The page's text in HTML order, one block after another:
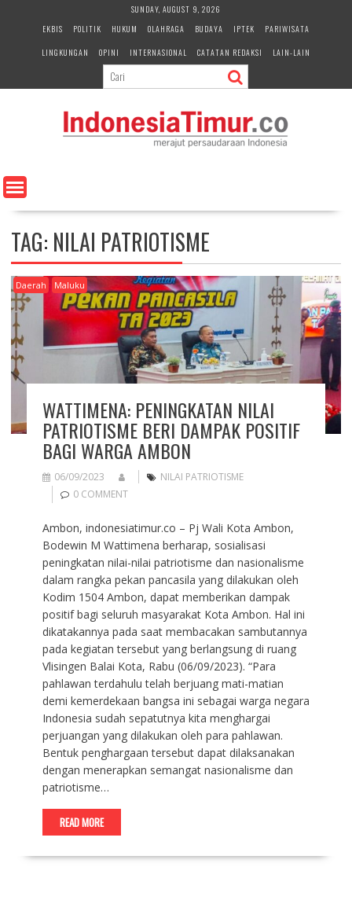
e
n
SUNDAY, AUGUST 9, 2026
EKBIS
POLITIK HUKUM OLAHRAGA BUDAYA IPTEK
PARIWISATA
LINGKUNGAN
OPINI INTERNASIONAL CATATAN REDAKSI LAIN-LAIN
TAG: NILAI PATRIOTISME
Daerah Maluku
WATTIMENA: PENINGKATAN NILAI
PATRIOTISME BERI DAMPAK POSITIF
BAGI WARGA AMBON
06/09/2023
NILAI PATRIOTISME
0 COMMENT
Ambon, indonesiatimur.co – Pj Wali Kota Ambon,
Bodewin M Wattimena berharap, sosialisasi
peningkatan nilai-nilai patriotisme dan nasionalisme
dalam rangka pekan pancasila yang dilakukan oleh
Kodim 1504 Ambon, dapat memberikan dampak
positif bagi seluruh masyarakat Kota Ambon. Hal ini
dikatakannya pada saat membacakan sambutannya
pada kegiatan tersebut yang berlangsung di ruang
Vlisingen Balai Kota, Rabu (06/09/2023). “Para
pahlawan terdahulu telah berjuang mati-matian
demi kemerdekaan bangsa ini sebagai warga negara
Indonesia sudah sepatutnya kita menghargai
perjuangan yang dilakukan oleh para pahlawan.
Bentuk penghargaan tersebut dapat dilaksanakan
dengan menerapkan semangat nasionalisme dan
patriotisme…
READ MORE